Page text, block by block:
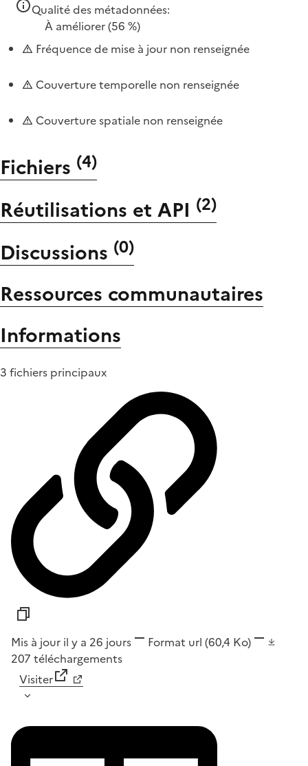
Qualité des métadonnées:
À améliorer(56 %)
Fréquence de mise à jour non renseignée
Couverture temporelle non renseignée
Couverture spatiale non renseignée
Fichiers (4)
Réutilisations et API (2)
Discussions (0)
Ressources communautaires
Informations
3 fichiers principaux
Mis à jour il y a 26 jours Format url (60,4 Ko)
207 téléchargements
Visiter